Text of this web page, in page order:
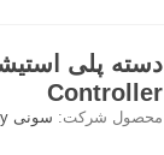
Controller
محصول شرکت: سونی Sony